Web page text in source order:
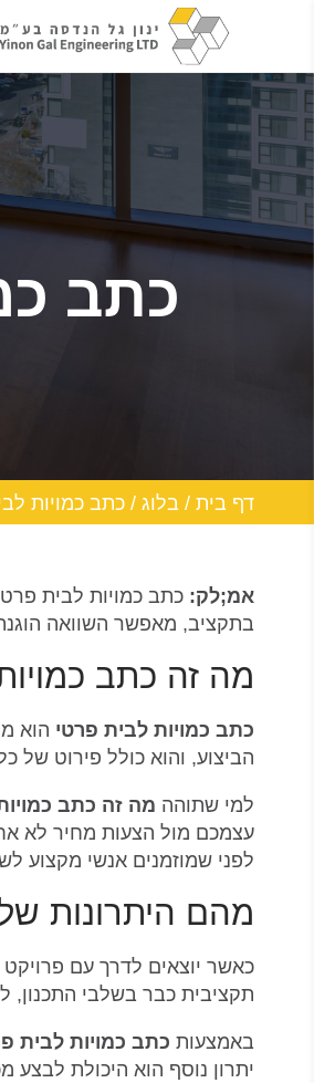
כתב
דף בית / בלוג / כתב כמויות
אמ;לק: כתב כמויות לבית
בתקציב, מאפשר השוואה
מה זה כתב
כתב כמויות לבית פרטי הוא
הביצוע, והוא כולל פירוט
למי שתוהה מה זה כתב
עצמכם מול הצעות מחיר לא
לפני שמוזמנים אנשי מקצוע
מהם היתרונות
כאשר יוצאים לדרך עם פרויקט
תקציבית כבר בשלבי התכנון,
באמצעות כתב כמויות לבית
יתרון נוסף הוא היכולת